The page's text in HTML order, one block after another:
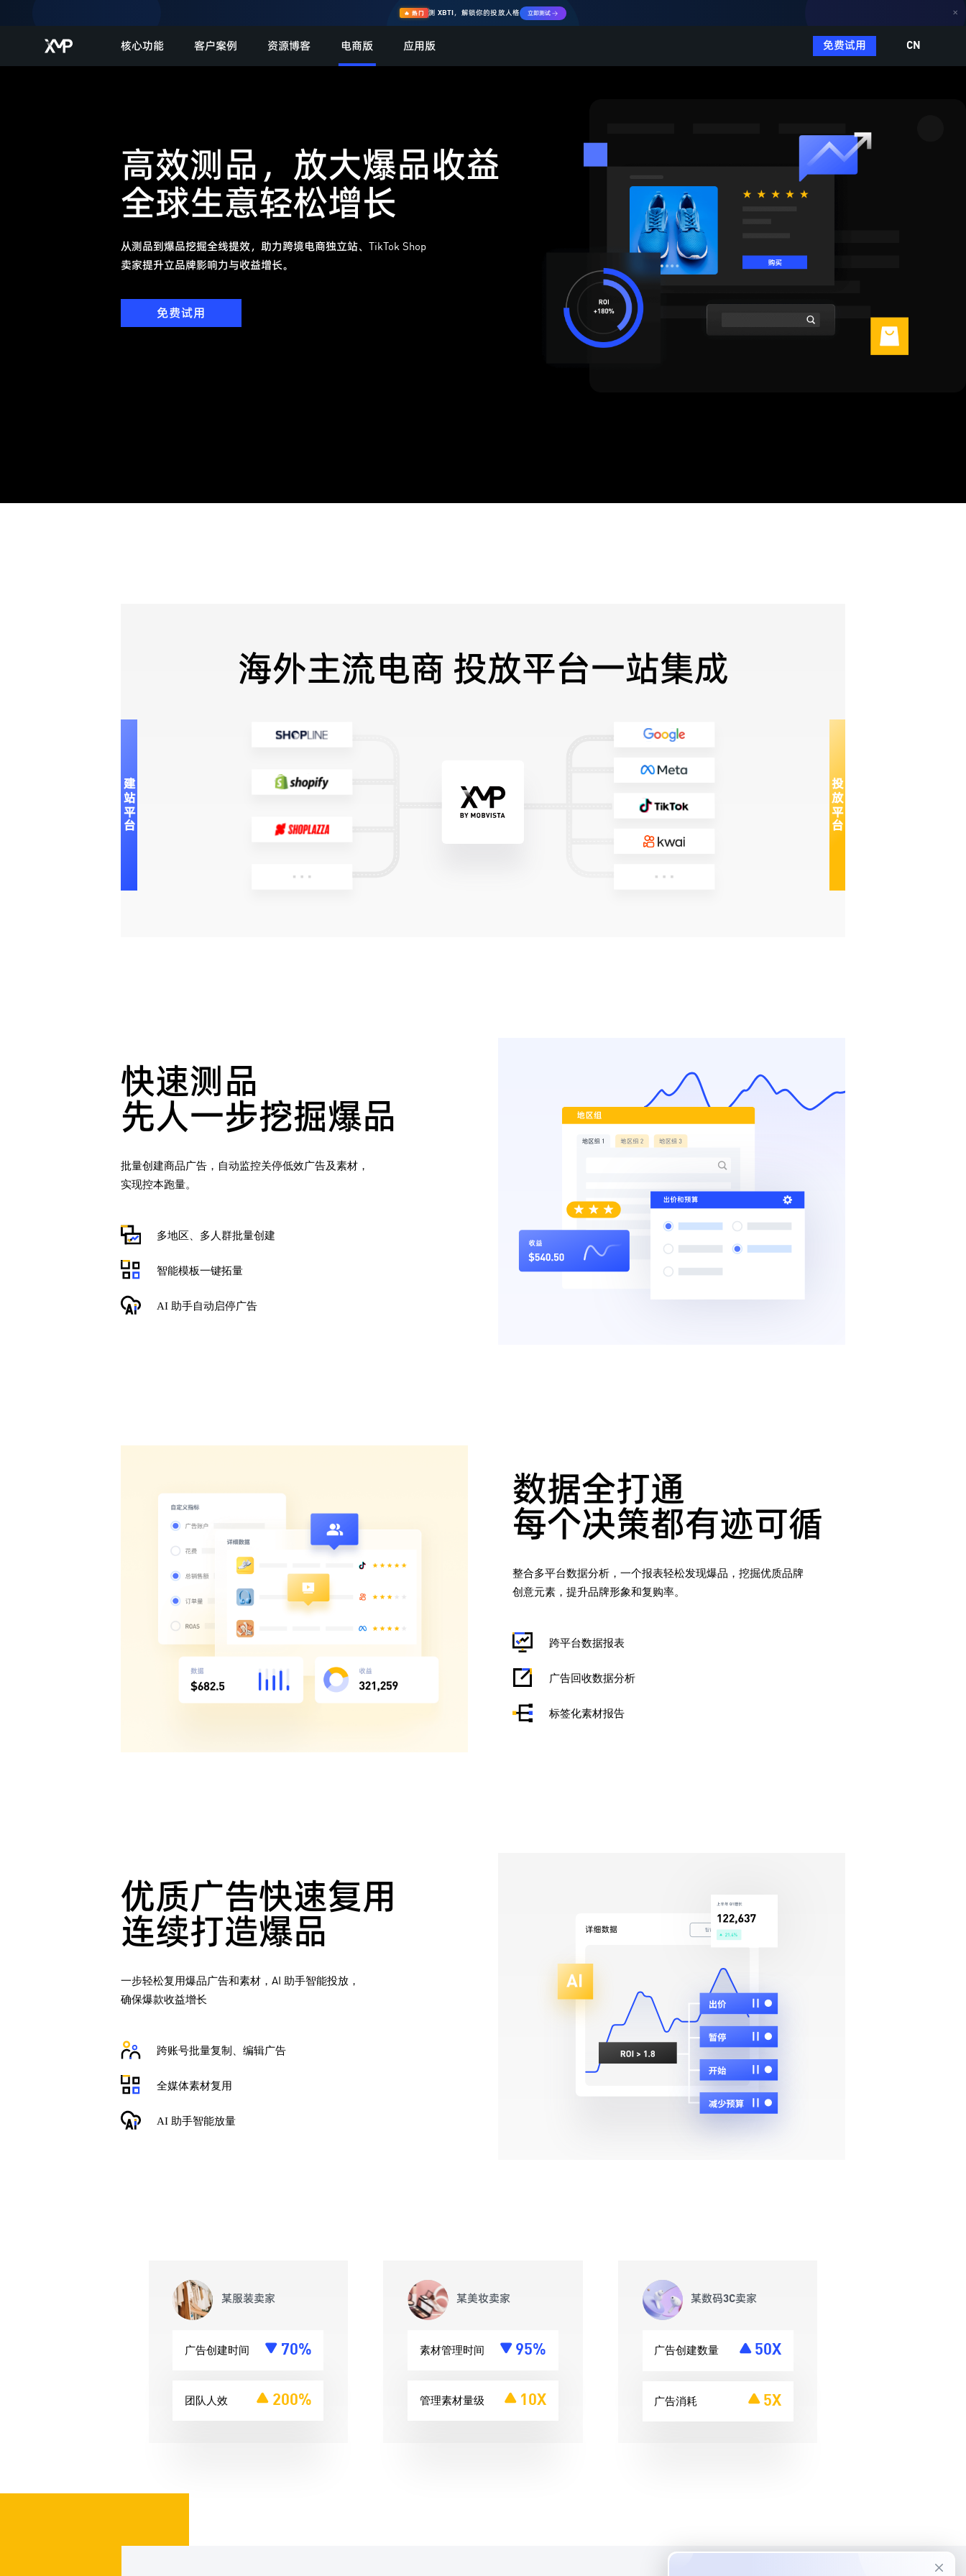
🔥 热门 测 XBTI，解锁你的投放人格 立即测试 → ✕
核心功能 客户案例 资源博客 电商版 应用版 免费试用 CN
高效测品，放大爆品收益
全球生意轻松增长
从测品到爆品挖掘全线提效，助力跨境电商独立站、TikTok Shop
卖家提升立品牌影响力与收益增长。
免费试用
海外主流电商 投放平台一站集成
建站平台 投放平台
快速测品
先人一步挖掘爆品
批量创建商品广告，自动监控关停低效广告及素材，
实现控本跑量。
多地区、多人群批量创建
智能模板一键拓量
AI 助手自动启停广告
数据全打通
每个决策都有迹可循
整合多平台数据分析，一个报表轻松发现爆品，挖掘优质品牌
创意元素，提升品牌形象和复购率。
跨平台数据报表
广告回收数据分析
标签化素材报告
优质广告快速复用
连续打造爆品
一步轻松复用爆品广告和素材，AI 助手智能投放，
确保爆款收益增长
跨账号批量复制、编辑广告
全媒体素材复用
AI 助手智能放量
某服装卖家
广告创建时间 70%
团队人效 200%
某美妆卖家
素材管理时间 95%
管理素材量级 10X
某数码3C卖家
广告创建数量 50X
广告消耗 5X